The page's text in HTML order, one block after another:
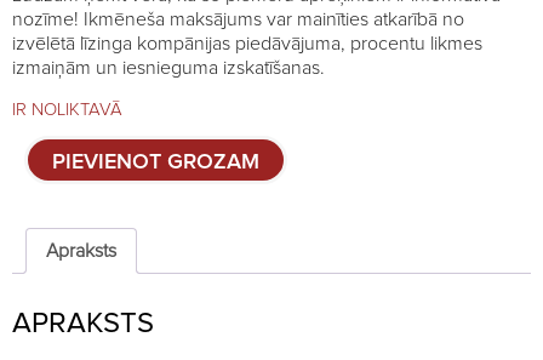
nozīme! Ikmēneša maksājums var mainīties atkarībā no
izvēlētā līzinga kompānijas piedāvājuma, procentu likmes
izmaiņām un iesnieguma izskatīšanas.
IR NOLIKTAVĀ
Inkubācijas
inkubators
HB350S
quantity
PIEVIENOT GROZAM
Apraksts
APRAKSTS